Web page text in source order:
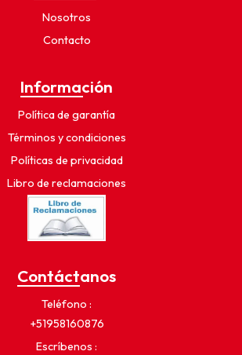
Nosotros
Contacto
Información
Política de garantía
Términos y condiciones
Políticas de privacidad
Libro de reclamaciones
Contáctanos
Teléfono
+51958160876
Escríbenos